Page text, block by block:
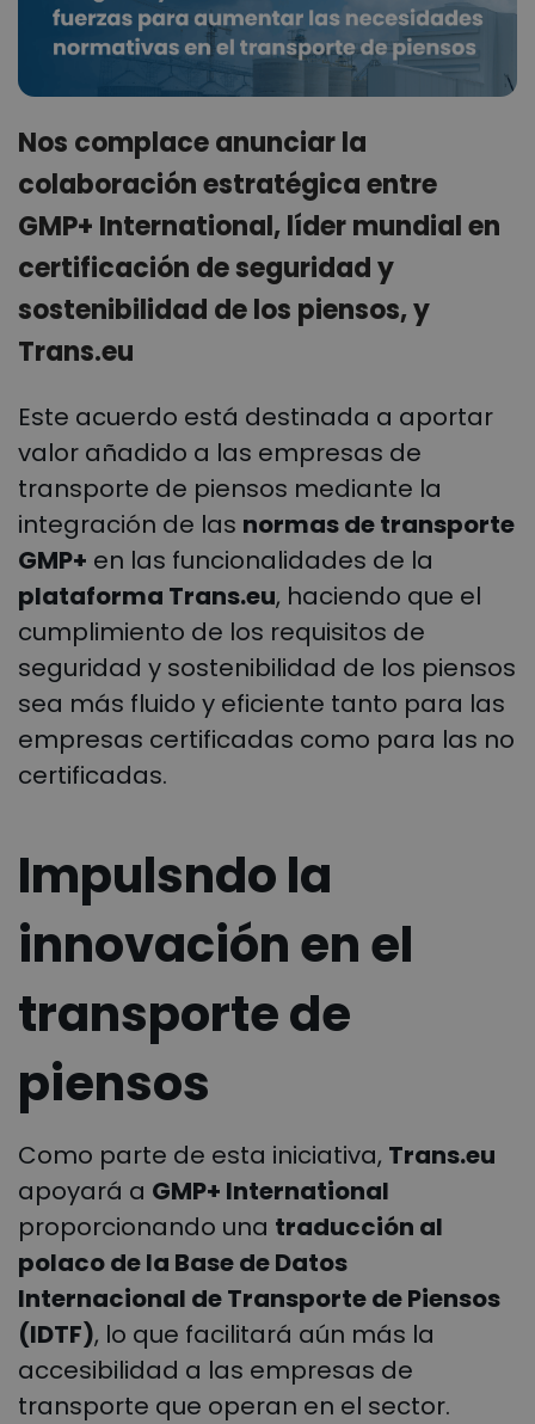
Nos complace anunciar la
colaboración estratégica entre
GMP+ International, líder mundial en
certificación de seguridad y
sostenibilidad de los piensos, y
Trans.eu
Este acuerdo está destinada a aportar
valor añadido a las empresas de
transporte de piensos mediante la
integración de las normas de transporte
GMP+ en las funcionalidades de la
plataforma Trans.eu, haciendo que el
cumplimiento de los requisitos de
seguridad y sostenibilidad de los piensos
sea más fluido y eficiente tanto para las
empresas certificadas como para las no
certificadas.
Impulsndo la
innovación en el
transporte de
piensos
Como parte de esta iniciativa, Trans.eu
apoyará a GMP+ International
proporcionando una traducción al
polaco de la Base de Datos
Internacional de Transporte de Piensos
(IDTF), lo que facilitará aún más la
accesibilidad a las empresas de
transporte que operan en el sector.